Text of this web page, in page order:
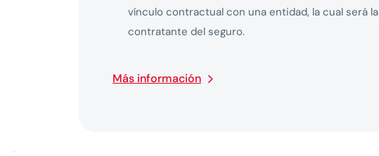
vínculo contractual con una entidad, la cual será la
contratante del seguro.
Más información